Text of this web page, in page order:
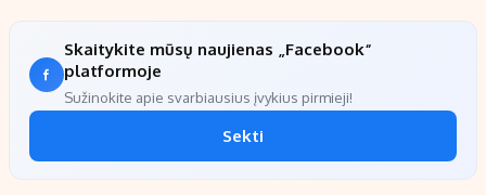
Skaitykite mūsų naujienas „Facebook“
platformoje
Sužinokite apie svarbiausius įvykius pirmieji!
Sekti